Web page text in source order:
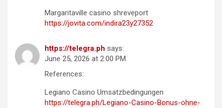
Margaritaville casino shreveport
https://jovita.com/indira23y27352
https://telegra.ph says:
June 25, 2026 at 2:00 PM
References:
Legiano Casino Umsatzbedingungen
https://telegra.ph/Legiano-Casino-Bonus-ohne-